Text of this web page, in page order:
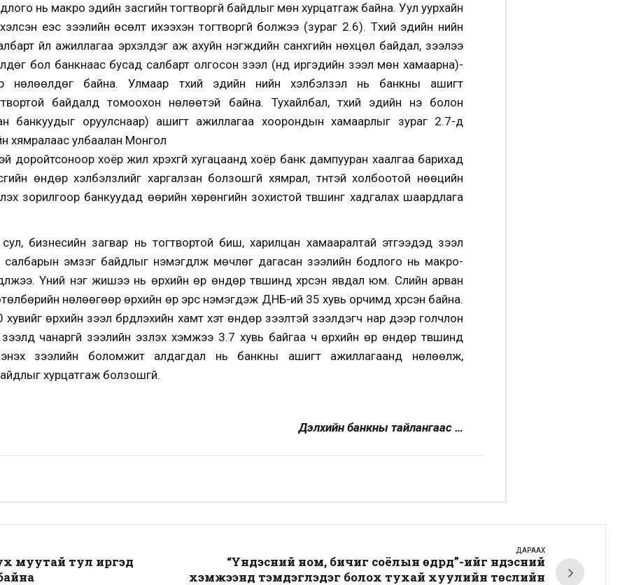
нь макро эдийн засгийн тогтворгүй байдлыг мөн хурцатгаж байна. Уул уурхайн
үеэс зээлийн өсөлт ихээхэн тогтворгүй болжээ (зураг 2.6). Түүхий эдийн үнийн
үйл ажиллагаа эрхэлдэг аж ахуйн нэгжүүдийн санхүүгийн нөхцөл байдал, зээлээ
бол банкнаас бусад салбарт олгосон зээл (үүнд иргэдийн зээл мөн хамаарна)-
байна. Улмаар түүхий эдийн үнийн хэлбэлзэл нь банкны ашигт
байдалд томоохон нөлөөтэй байна. Тухайлбал, түүхий эдийн үнэ болон
банкуудыг оруулснаар) ашигт ажиллагаа хоорондын хамаарлыг зураг 2.7-д
хямралаас улбаалан Монгол
доройтсоноор хоёр жил хүрэхгүй хугацаанд хоёр банк дампууран хаалгаа барихад
өндөр хэлбэлзлийг харгалзан болзошгүй хямрал, түүнтэй холбоотой нөөцийн
зорилгоор банкуудад өөрийн хөрөнгийн зохистой түвшинг хадгалах шаардлага
бизнесийн загвар нь тогтвортой биш, харилцан хамааралтай этгээдэд зээл
салбарын эмзэг байдлыг нэмэгдүүлж мөчлөг дагасан зээлийн бодлого нь макро-
Үүний нэг жишээ нь өрхийн өр өндөр түвшинд хүрсэн явдал юм. Сүүлийн арван
нөлөөгөөр өрхийн өр эрс нэмэгдэж ДНБ-ий 35 хувь орчимд хүрсэн байна.
өрхийн зээл бүрдүүлэхийн хамт хэт өндөр зээлтэй зээлдэгч нар дээр голчлон
чанаргүй зээлийн эзлэх хэмжээ 3.7 хувь байгаа ч өрхийн өр өндөр түвшинд
энэхүү зээлийн боломжит алдагдал нь банкны ашигт ажиллагаанд нөлөөлж,
хурцатгаж болзошгүй.
Дэлхийн банкны тайлангаас …
муутай тул иргэд
ДАРААХ
“Үндэсний ном, бичиг соёлын өдрүүд”-ийг үндэсний
хэмжээнд тэмдэглэдэг болох тухай хуулийн төслийн